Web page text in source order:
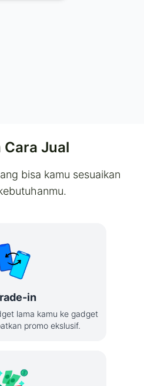
Cara Jual
bisa kamu sesuaikan
in
lama kamu ke gadget
promo ekslusif.